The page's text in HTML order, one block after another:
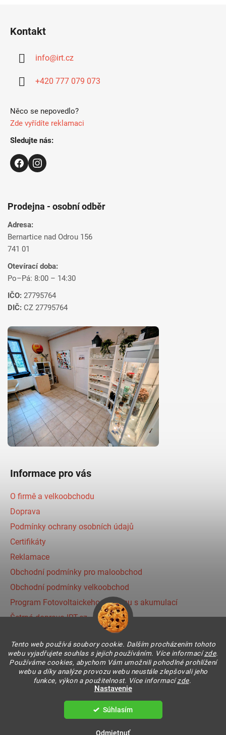
Tento web používá soubory cookie. Dalším procházením tohoto
webu vyjadřujete souhlas s jejich používáním. Více informacízde.
Používáme cookies, abychom Vám umožnili pohodlné prohlížení
webu a díky analýze provozu webu neustále zlepšovali jeho
funkce, výkon a použitelnost. Více informacízde.
Nastavenie
Odmietnuť
Súhlasím
Kontakt
info@irt.cz
+420 777 079 073
Něco se nepovedlo?
Zde vyřídíte reklamaci
Sledujte nás:
Prodejna - osobní odběr
Adresa:
Bernartice nad Odrou 156
741 01
Otevírací doba:
Po–Pá: 8:00 – 14:30
IČO: 27795764
DIČ: CZ 27795764
Informace pro vás
O firmě a velkoobchodu
Doprava
Podmínky ochrany osobních údajů
Certifikáty
Reklamace
Obchodní podmínky pro maloobchod
Obchodní podmínky velkoobchod
Program Fotovoltaickeho systému s akumulací
Šetrná doprava IRT.cz
Prihlásenie affiliate partnera
Instagram